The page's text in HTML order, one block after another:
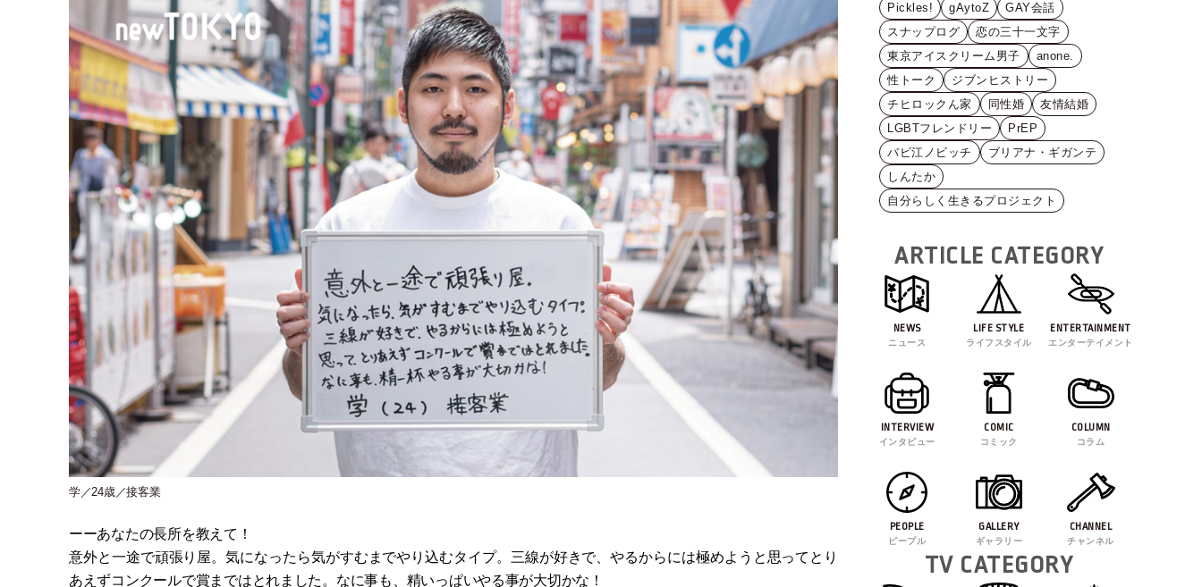
学／24歳／接客業
ーーあなたの長所を教えて！
意外と一途で頑張り屋。気になったら気がすむまでやり込むタイプ。三線が好きで、やるからには極めようと思ってとり
あえずコンクールで賞まではとれました。なに事も、精いっぱいやる事が大切かな！
Pickles!
gAytoZ
GAY会話
スナップログ
恋の三十一文字
東京アイスクリーム男子
anone.
性トーク
ジブンヒストリー
チヒロックん家
同性婚
友情結婚
LGBTフレンドリー
PrEP
バビ江ノビッチ
ブリアナ・ギガンテ
しんたか
自分らしく生きるプロジェクト
ARTICLE CATEGORY
NEWS
ニュース
LIFE STYLE
ライフスタイル
ENTERTAINMENT
エンターテイメント
INTERVIEW
インタビュー
COMIC
コミック
COLUMN
コラム
PEOPLE
ピープル
GALLERY
ギャラリー
CHANNEL
チャンネル
TV CATEGORY